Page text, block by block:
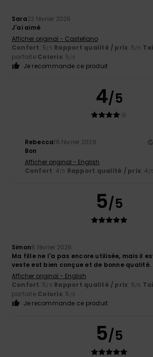
Sara22 février 2026
J'ai aimé
Afficher original - Castellano
Confort: 5/5 Rapport qualité / prix: 5/5
parfaite Coloris: 5 /5
Je recommande ce produit
4/5
Rebecca16 février 2026
Bon
Afficher original - English
Confort: 4/5 Rapport qualité / prix: 4/5
5/5
Simon8 février 2026
Ma fille ne l'a pas encore utilisée, mais il
veste est bien conçue et de bonne qualité.
Afficher original - English
Confort: 5/5 Rapport qualité / prix: 5/5
parfaite Coloris: 5 /5
Je recommande ce produit
5/5